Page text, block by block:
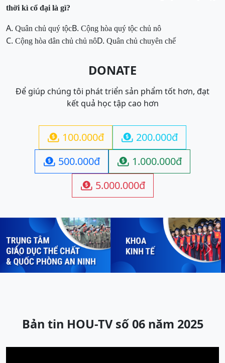
thời kì cổ đại là gì?
A. Quân chủ quý tộcB. Cộng hòa quý tộc chủ nô
C. Cộng hòa dân chủ chủ nôD. Quân chủ chuyên chế
DONATE
Để giúp chúng tôi phát triển sản phẩm tốt hơn, đạt
kết quả học tập cao hơn
 100.000đ  200.000đ
 500.000đ  1.000.000đ
 5.000.000đ
Previous Next
Bản tin HOU-TV số 06 năm 2025